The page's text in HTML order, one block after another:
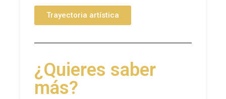
Trayectoria artística
¿Quieres saber
más?